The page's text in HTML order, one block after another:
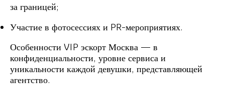
за границей;
Участие в фотосессиях и PR-мероприятиях.
Особенности VIP эскорт Москва — в
конфиденциальности, уровне сервиса и
уникальности каждой девушки, представляющей
агентство.